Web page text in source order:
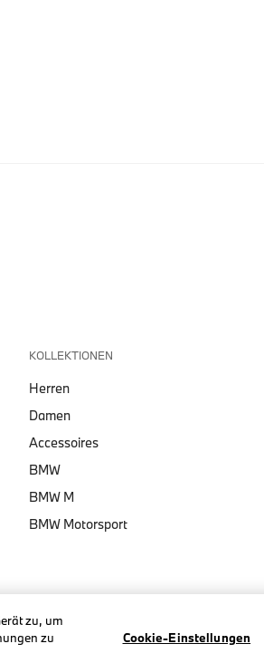
KOLLEKTIONEN
Herren
Damen
Accessoires
BMW
BMW M
BMW Motorsport
zu, um
zu
Cookie-Einstellungen